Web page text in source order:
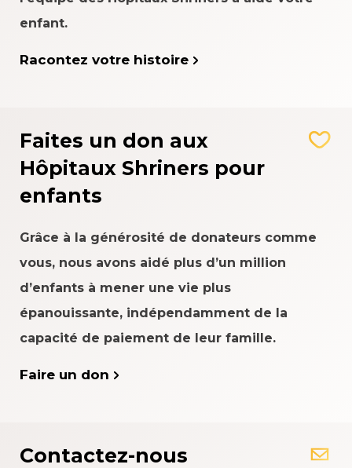
enfant.
Racontez votre histoire
Faites un don aux
Hôpitaux Shriners pour
enfants
Grâce à la générosité de donateurs comme
vous, nous avons aidé plus d’un million
d’enfants à mener une vie plus
épanouissante, indépendamment de la
capacité de paiement de leur famille.
Faire un don
Contactez-nous